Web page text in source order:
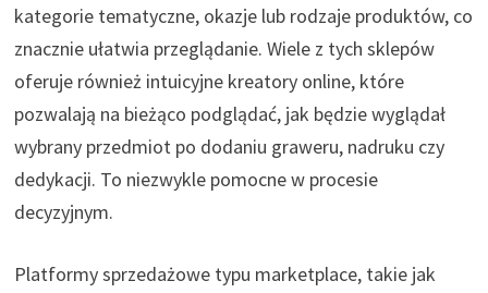
kategorie tematyczne, okazje lub rodzaje produktów, co
znacznie ułatwia przeglądanie. Wiele z tych sklepów
oferuje również intuicyjne kreatory online, które
pozwalają na bieżąco podglądać, jak będzie wyglądał
wybrany przedmiot po dodaniu graweru, nadruku czy
dedykacji. To niezwykle pomocne w procesie
decyzyjnym.
Platformy sprzedażowe typu marketplace, takie jak